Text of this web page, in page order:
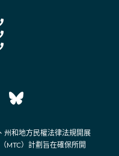
州和地方民權法律法規開展
MTC）計劃旨在確保所開